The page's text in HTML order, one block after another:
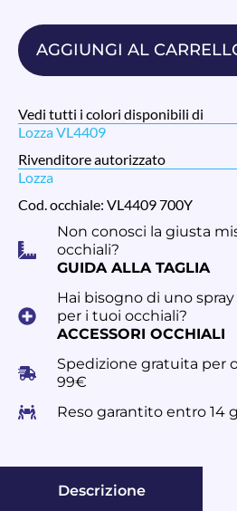
AGGIUNGI AL
Vedi tutti i colori disponibili di
Lozza VL4409
Rivenditore autorizzato
Lozza
Cod. occhiale: VL4409 700Y
Non conosci la giusta
occhiali?
GUIDA ALLA TAGLIA
Hai bisogno di uno
per i tuoi occhiali?
ACCESSORI OCCHIALI
Spedizione gratuita per
99€
Reso garantito entro 14
Descrizione